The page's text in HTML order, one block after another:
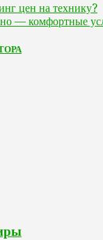
цен на технику?
— комфортные